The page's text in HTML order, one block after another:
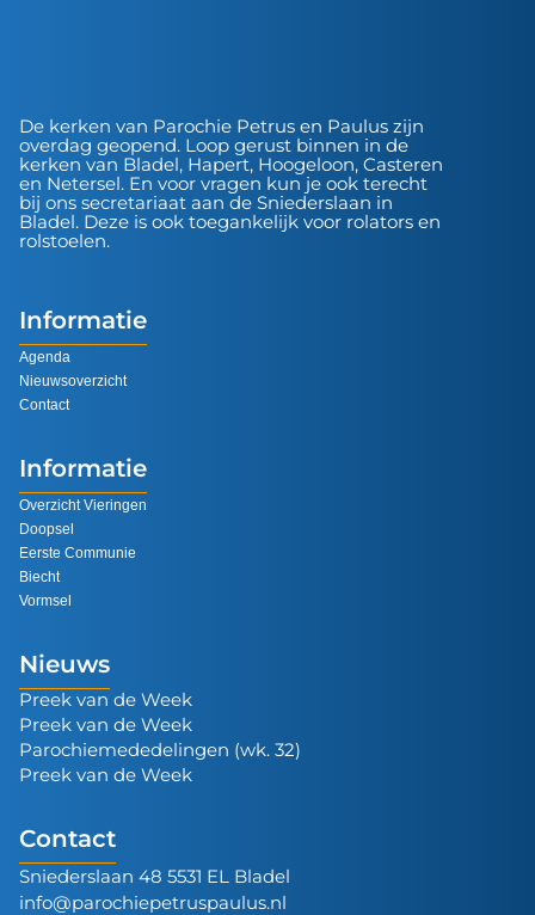
De kerken van Parochie Petrus en Paulus zijn
overdag geopend. Loop gerust binnen in de
kerken van Bladel, Hapert, Hoogeloon, Casteren
en Netersel. En voor vragen kun je ook terecht
bij ons secretariaat aan de Sniederslaan in
Bladel. Deze is ook toegankelijk voor rolators en
rolstoelen.
Informatie
Agenda
Nieuwsoverzicht
Contact
Informatie
Overzicht Vieringen
Doopsel
Eerste Communie
Biecht
Vormsel
Nieuws
Preek van de Week
Preek van de Week
Parochiemededelingen (wk. 32)
Preek van de Week
Contact
Sniederslaan 48 5531 EL Bladel
info@parochiepetruspaulus.nl